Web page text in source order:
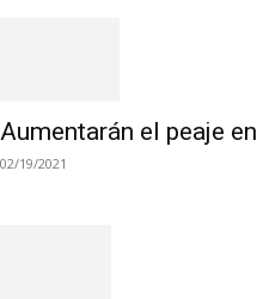
Aumentarán el peaje
02/19/2021